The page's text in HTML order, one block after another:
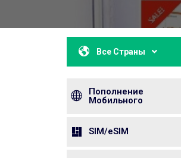
Все Страны
Пополнение
Мобильного
SIM/eSIM